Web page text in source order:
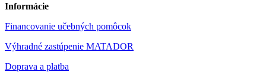
Informácie
Financovanie učebných pomôcok
Výhradné zastúpenie MATADOR
Doprava a platba